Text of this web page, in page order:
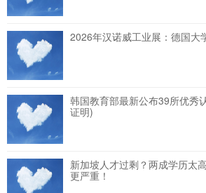
2026年汉诺威工业展：德国大
韩国教育部最新公布39所优秀
证明)
新加坡人才过剩？两成学历太
更严重！